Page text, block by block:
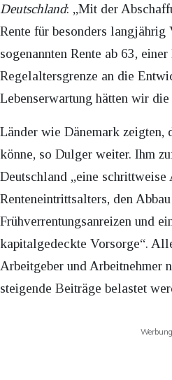
Deutschland: „Mit der
Rente für besonders langjährig
sogenannten Rente ab 63,
Regelaltersgrenze an die
Lebenserwartung hätten wir
Länder wie Dänemark zeigten,
könne, so Dulger weiter. Ihm
Deutschland „eine schrittweise
Renteneintrittsalters, den
Frühverrentungsanreizen und
kapitalgedeckte Vorsorge“.
Arbeitgeber und Arbeitnehmer
steigende Beiträge belastet
Werbung